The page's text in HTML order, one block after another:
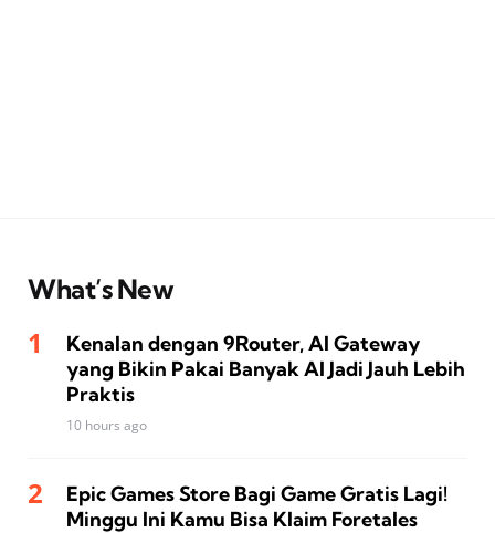
What’s New
Kenalan dengan 9Router, AI Gateway
yang Bikin Pakai Banyak AI Jadi Jauh Lebih
Praktis
10 hours ago
Epic Games Store Bagi Game Gratis Lagi!
Minggu Ini Kamu Bisa Klaim Foretales